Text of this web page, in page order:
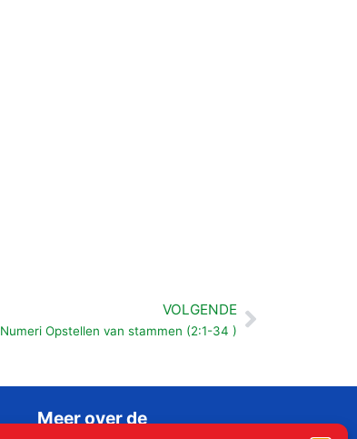
VOLGENDE
Numeri Opstellen van stammen (2:1-34 )Volgende
Meer over de